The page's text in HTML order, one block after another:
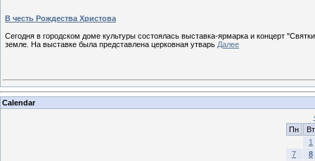
В честь Рождества Христова
Сегодня в городском доме культуры состоялась выставка-ярмарка и концерт
земле. На выставке была представлена церковная утварь Далее
Calendar
Пн
Вт
1
7
8